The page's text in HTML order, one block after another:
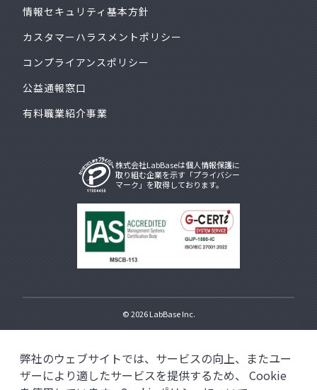
情報セキュリティ基本方針
カスタマーハラスメントポリシー
コンプライアンスポリシー
公益通報窓口
有料職業紹介事業
株式会社LabBaseは個人情報保護に
取り組む企業を示す「プライバシー
マーク」を取得しております。
© 2026LabBase Inc.
弊社のウェブサイトでは、サービスの向上、またユー
ザーにより適したサービスを提供するため、 Cookie